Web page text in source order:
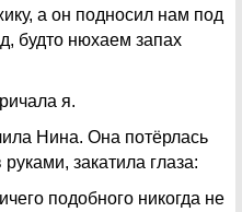
а он подносил нам под
будто нюхаем запах
я.
Нина. Она потёрлась
закатила глаза:
подобного никогда не